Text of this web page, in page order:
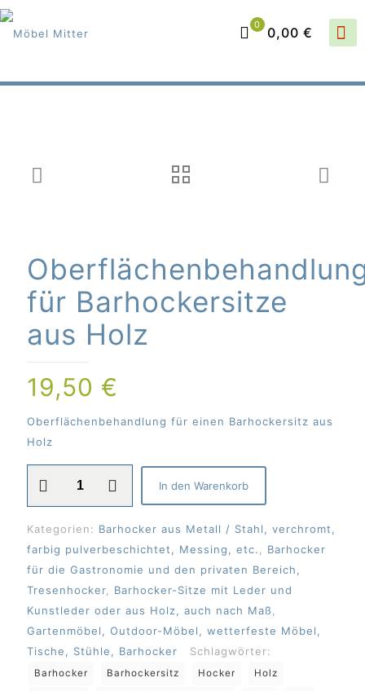
0 0,00 €
für Barhockersitze
aus Holz
19,50 €
Oberflächenbehandlung für einen Barhockersitz aus
Holz
für
aus
Holz
Menge
In den Warenkorb
Kategorien: Barhocker aus Metall / Stahl, verchromt,
farbig pulverbeschichtet, Messing, etc.
Barhocker
für die Gastronomie und den privaten Bereich,
Tresenhocker
Barhocker-Sitze mit Leder und
Kunstleder oder aus Holz, auch nach Maß
Gartenmöbel, Outdoor-Möbel, wetterfeste Möbel,
Tische, Stühle, Barhocker
Schlagwörter:
Barhocker Barhockersitz Hocker Holz